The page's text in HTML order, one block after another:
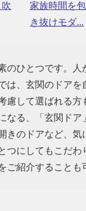
家族時間を
き抜けモダ...
のひとつです。
は、玄関のドア
慮して選ばれる
なる、「玄関ド
きのドアなど、
つにしてもこだ
ご紹介することも